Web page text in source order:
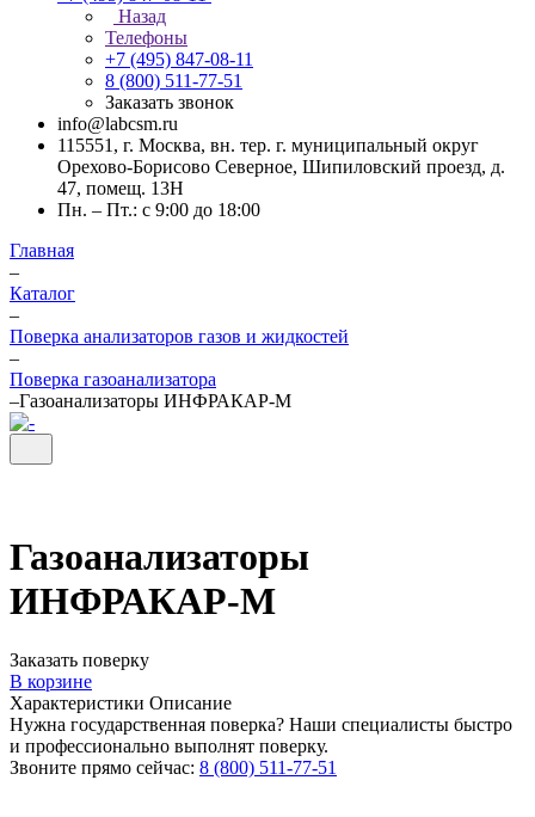
Назад
Телефоны
+7 (495) 847-08-11
8 (800) 511-77-51
Заказать звонок
info@labcsm.ru
115551, г. Москва, вн. тер. г. муниципальный округ
Орехово-Борисово Северное, Шипиловский проезд, д.
47, помещ. 13Н
Пн. – Пт.: с 9:00 до 18:00
Главная
–
Каталог
–
Поверка анализаторов газов и жидкостей
–
Поверка газоанализатора
–Газоанализаторы ИНФРАКАР-М
Газоанализаторы
ИНФРАКАР-М
Заказать поверку
В корзине
Характеристики Описание
Нужна государственная поверка? Наши специалисты быстро
и профессионально выполнят поверку.
Звоните прямо сейчас: 8 (800) 511-77-51